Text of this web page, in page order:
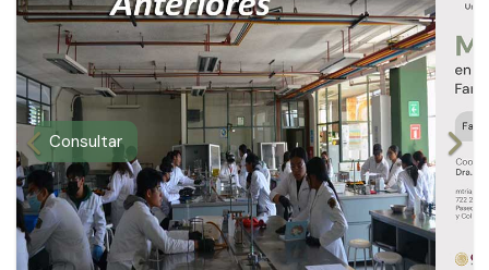
Consultar